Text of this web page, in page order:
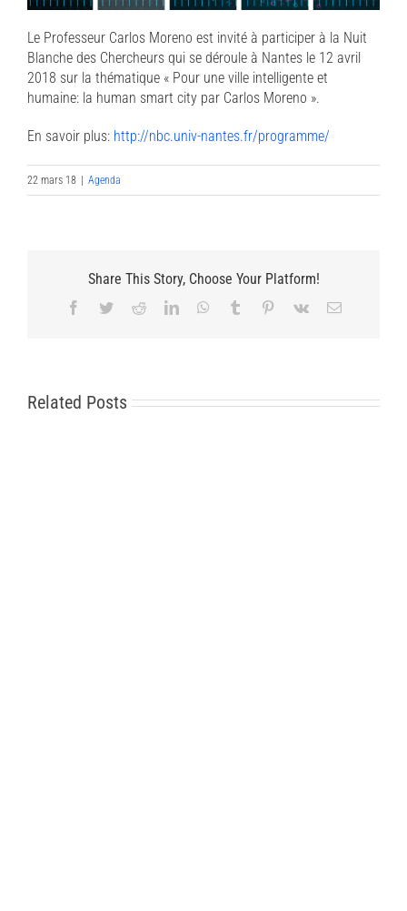
Le Professeur Carlos Moreno est invité à participer à la Nuit
Blanche des Chercheurs qui se déroule à Nantes le 12 avril
2018 sur la thématique « Pour une ville intelligente et
humaine: la human smart city par Carlos Moreno ».
En savoir plus: http://nbc.univ-nantes.fr/programme/
22 mars 18 Agenda
Share This Story, Choose Your Platform!
Facebook
TwitterRedditLinkedInWhatsApp
Tumblr Pinterest
Vk Email
Related Posts